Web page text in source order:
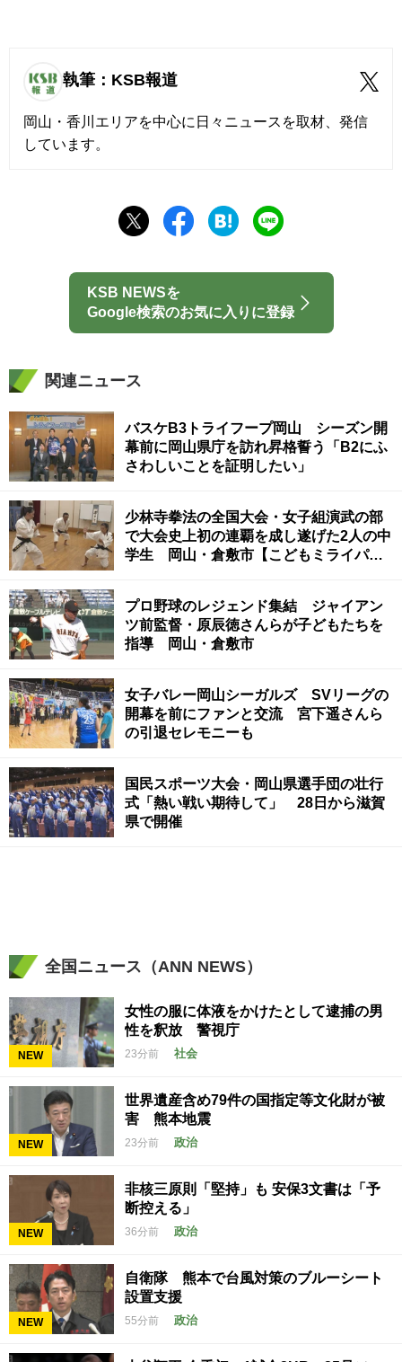
執筆：KSB報道
岡山・香川エリアを中心に日々ニュースを取材、発信
しています。
KSB NEWSを
Google検索のお気に入りに登録
関連ニュース
バスケB3トライフープ岡山 シーズン開
幕前に岡山県庁を訪れ昇格誓う「B2にふ
さわしいことを証明したい」
少林寺拳法の全国大会・女子組演武の部
で大会史上初の連覇を成し遂げた2人の中
学生 岡山・倉敷市【こどもミライパー
プロ野球のレジェンド集結 ジャイアン
ツ前監督・原辰徳さんらが子どもたちを
指導 岡山・倉敷市
女子バレー岡山シーガルズ SVリーグの
開幕を前にファンと交流 宮下遥さんら
の引退セレモニーも
国民スポーツ大会・岡山県選手団の壮行
式「熱い戦い期待して」 28日から滋賀
県で開催
全国ニュース（ANN NEWS）
NEW
女性の服に体液をかけたとして逮捕の男
性を釈放 警視庁
23分前 社会
NEW
世界遺産含め79件の国指定等文化財が被
害 熊本地震
23分前 政治
NEW
非核三原則「堅持」も 安保3文書は「予
断控える」
36分前 政治
NEW
自衛隊 熊本で台風対策のブルーシート
設置支援
55分前 政治